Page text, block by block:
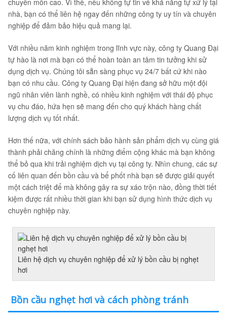
nhà, bạn có thể liên hệ ngay đến những công ty uy tín và chuyên
nghiệp để đảm bảo hiệu quả mang lại.
Với nhiều năm kinh nghiệm trong lĩnh vực này, công ty Quang Đại
tự hào là nơi mà bạn có thể hoàn toàn an tâm tin tưởng khi sử
dụng dịch vụ. Chúng tôi sẵn sàng phục vụ 24/7 bất cứ khi nào
bạn có nhu cầu. Công ty Quang Đại hiện đang sở hữu một đội
ngũ nhân viên lành nghề, có nhiều kinh nghiệm với thái độ phục
vụ chu đáo, hứa hẹn sẽ mang đến cho quý khách hàng chất
lượng dịch vụ tốt nhất.
Hơn thế nữa, với chính sách bảo hành sản phẩm dịch vụ cùng giá
thành phải chăng chính là những điểm cộng khác mà bạn không
thể bỏ qua khi trải nghiệm dịch vụ tại công ty. Nhìn chung, các sự
cố liên quan đến bồn cầu và bể phốt nhà bạn sẽ được giải quyết
một cách triệt để mà không gây ra sự xáo trộn nào, đồng thời tiết
kiệm được rất nhiều thời gian khi bạn sử dụng hình thức dịch vụ
chuyên nghiệp này.
Liên hệ dịch vụ chuyên nghiệp để xử lý bồn cầu bị nghẹt
hơi
Bồn cầu nghẹt hơi và cách phòng tránh